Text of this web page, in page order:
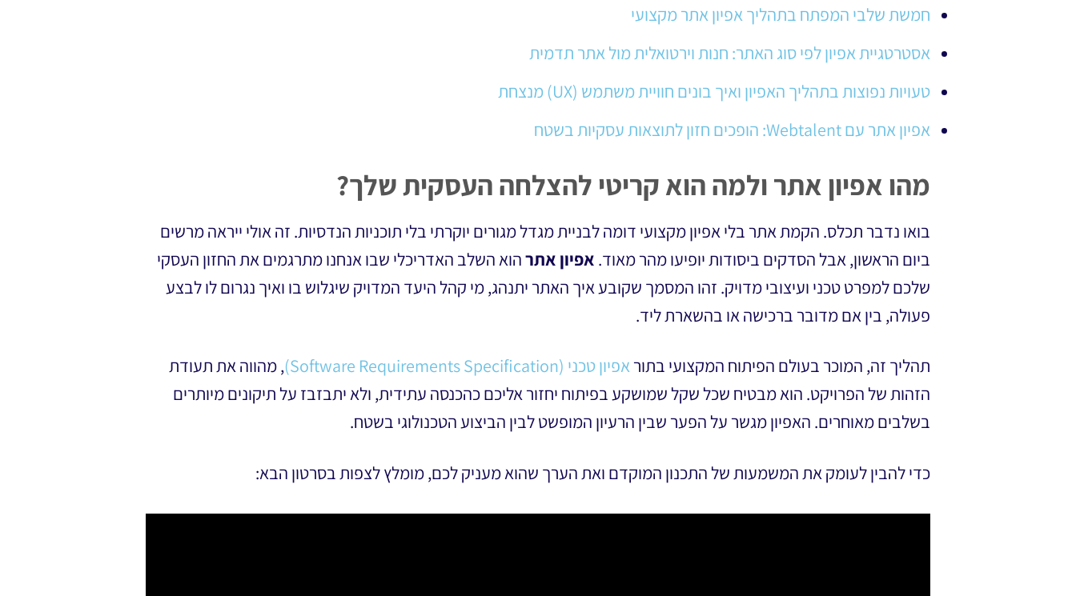
חמשת שלבי המפתח בתהליך אפיון אתר מקצועי
אסטרטגיית אפיון לפי סוג האתר: חנות וירטואלית מול אתר תדמית
טעויות נפוצות בתהליך האפיון ואיך בונים חוויית משתמש (UX) מנצחת
אפיון אתר עם Webtalent: הופכים חזון לתוצאות עסקיות בשטח
מהו אפיון אתר ולמה הוא קריטי להצלחה העסקית שלך?
בואו נדבר תכלס. הקמת אתר בלי אפיון מקצועי דומה לבניית מגדל מגורים יוקרתי בלי תוכניות הנדסיות. זה אולי ייראה מרשים
ביום הראשון, אבל הסדקים ביסודות יופיעו מהר מאוד. אפיון אתרהוא השלב האדריכלי שבו אנחנו מתרגמים את החזון העסקי
שלכם למפרט טכני ועיצובי מדויק. זהו המסמך שקובע איך האתר יתנהג, מי קהל היעד המדויק שיגלוש בו ואיך נגרום לו לבצע
פעולה, בין אם מדובר ברכישה או בהשארת ליד.
תהליך זה, המוכר בעולם הפיתוח המקצועי בתוראפיון טכני (Software Requirements Specification)
, מהווה את תעודת
הזהות של הפרויקט. הוא מבטיח שכל שקל שמושקע בפיתוח יחזור אליכם כהכנסה עתידית, ולא יתבזבז על תיקונים מיותרים
בשלבים מאוחרים. האפיון מגשר על הפער שבין הרעיון המופשט לבין הביצוע הטכנולוגי בשטח.
כדי להבין לעומק את המשמעות של התכנון המוקדם ואת הערך שהוא מעניק לכם, מומלץ לצפות בסרטון הבא: